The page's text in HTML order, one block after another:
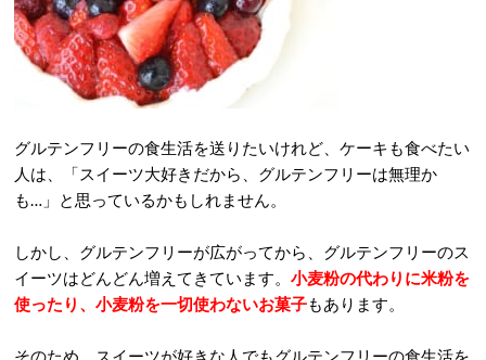
グルテンフリーの食生活を送りたいけれど、ケーキも食べたい
人は、「スイーツ大好きだから、グルテンフリーは無理か
も…」と思っているかもしれません。
しかし、グルテンフリーが広がってから、グルテンフリーのス
イーツはどんどん増えてきています。 小麦粉の代わりに米粉を
使ったり、小麦粉を一切使わないお菓子もあります。
そのため、スイーツが好きな人でもグルテンフリーの食生活を